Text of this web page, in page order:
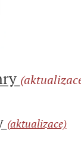
(aktualizace)